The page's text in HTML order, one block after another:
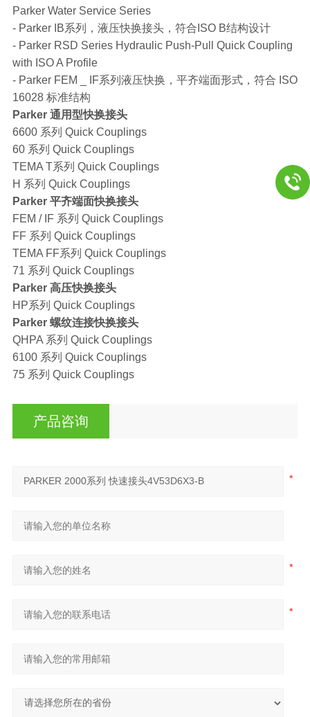
Parker Water Service Series
- Parker IB系列，液压快换接头，符合ISO B结构设计
- Parker RSD Series Hydraulic Push-Pull Quick Coupling
with ISO A Profile
- Parker FEM _ IF系列液压快换，平齐端面形式，符合 ISO
16028 标准结构
Parker 通用型快换接头
6600 系列 Quick Couplings
60 系列 Quick Couplings
TEMA T系列 Quick Couplings
H 系列 Quick Couplings
Parker 平齐端面快换接头
FEM / IF 系列 Quick Couplings
FF 系列 Quick Couplings
TEMA FF系列 Quick Couplings
71 系列 Quick Couplings
Parker 高压快换接头
HP系列 Quick Couplings
Parker 螺纹连接快换接头
QHPA 系列 Quick Couplings
6100 系列 Quick Couplings
75 系列 Quick Couplings
产品咨询